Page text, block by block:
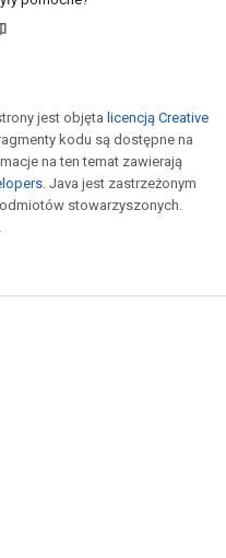
jest objęta licencją Creative
kodu są dostępne na
na ten temat zawierają
. Java jest zastrzeżonym
stowarzyszonych.